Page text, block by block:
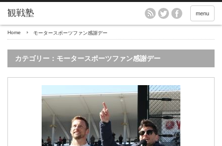
menu
Home モータースポーツファン感謝デー
カテゴリー：モータースポーツファン感謝デー